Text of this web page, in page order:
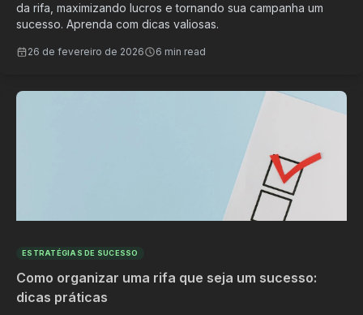
da rifa, maximizando lucros e tornando sua campanha um
sucesso. Aprenda com dicas valiosas.
26 de fevereiro de 2026 6 min read
ESTRATÉGIAS DE SUCESSO
Como organizar uma rifa que seja um sucesso:
dicas práticas